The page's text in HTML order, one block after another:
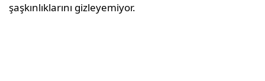
şaşkınlıklarını gizleyemiyor.